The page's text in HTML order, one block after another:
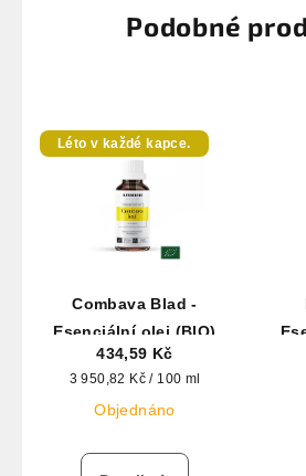
Podobné
Léto v každé kapce.
Combava Blad -
Esenciální olej (BIO)
434,59 Kč
Měrná
cena:
3 950,82 Kč / 100 ml
Objednáno